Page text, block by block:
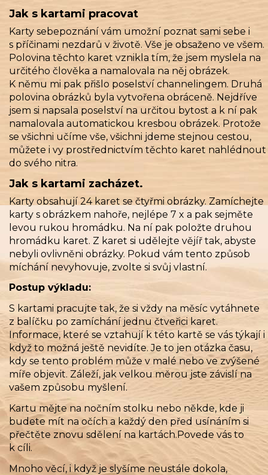
Jak s kartami pracovat
Karty sebepoznání vám umožní poznat sami sebe i
s příčinami nezdarů v životě. Vše je obsaženo ve všem.
Polovina těchto karet vznikla tím, že jsem myslela na
určitého člověka a namalovala na něj obrázek.
K němu mi pak přišlo poselství channelingem. Druhá
polovina obrázků byla vytvořena obráceně. Nejdříve
jsem si napsala poselství na určitou bytost a k ní pak
namalovala automatickou kresbou obrázek. Protože
se všichni učíme vše, všichni jdeme stejnou cestou,
můžete i vy prostřednictvím těchto karet nahlédnout
do svého nitra.
Jak s kartami zacházet.
Karty obsahují 24 karet se čtyřmi obrázky. Zamíchejte
karty s obrázkem nahoře, nejlépe 7 x a pak sejměte
levou rukou hromádku. Na ní pak položte druhou
hromádku karet. Z karet si udělejte vějíř tak, abyste
nebyli ovlivněni obrázky. Pokud vám tento způsob
míchání nevyhovuje, zvolte si svůj vlastní.
Postup výkladu:
S kartami pracujte tak, že si vždy na měsíc vytáhnete
z balíčku po zamíchání jednu čtveřici karet.
Informace, které se vztahují k této kartě se vás týkají i
když to možná ještě nevidíte. Je to jen otázka času,
kdy se tento problém může v malé nebo ve zvýšené
míře objevit. Záleží, jak velkou měrou jste závislí na
vašem způsobu myšlení.
Kartu mějte na nočním stolku nebo někde, kde ji
budete mít na očích a každý den před usínáním si
přečtěte znovu sdělení na kartách.Povede vás to
k cíli.
Mnoho věcí, i když je slyšíme neustále dokola,